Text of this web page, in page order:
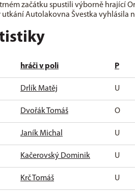
začátku spustili výborně hrající
utkání Autolakovna Švestka vyhlásila
hráči v poli P
Drlík Matěj U
Dvořák Tomáš O
Janík Michal U
Kačerovský Dominik U
Krč Tomáš U